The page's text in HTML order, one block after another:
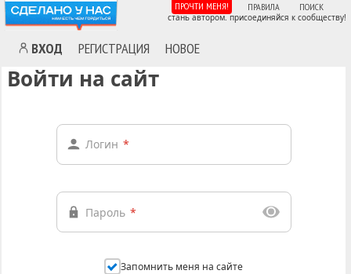
ВХОД РЕГИСТРАЦИЯ НОВОЕ
ПРОЧТИ МЕНЯ! ПРАВИЛА ПОИСК
стань автором. присоединяйся к сообществу!
Войти на сайт
Логин *
Пароль *
Запомнить меня на сайте